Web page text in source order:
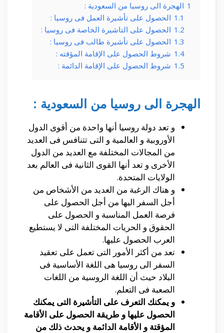
1 الهجرة الى روسيا من السعودية :
1.1 الحصول على تأشيرة العمل فى روسيا :
1.2 الحصول على التاشيرة الخاصة فى روسيا :
1.3 الحصول على تأشيرة طالب فى روسيا :
1.4 شروط الحصول على الإقامة المؤقته :
1.5 شروط الحصول على الإقامة الدائمة :
الهجرة الى روسيا من السعودية :
و تعد دولة روسيا أنها واحدة من أقوى الدول
الأوروبية و العالمية و التى تتنافس فى العديد
من المجالات المختلفة مع العديد من الدول
الأخرى و تعد أنها القوى الثانية فى العالم بعد
الولايات المتحدة.
و هناك الرغبة من العديد من الأشخاص من
أجل السفر اليها من أجل الحصول على
فرصة العمل المناسبة و الحصول على
الحقوق و الحريات المختلفة التى لا يستطيع
العرب الحصول عليها.
تعد من أكثر الأمور التى تعمل على تعقيد
السفر الى روسيا هى اللغة الأساسية فى
البلاد حيث أن اللغة الروسية من اللغات
الصعبة فى التعلم.
و يمكنك التعرف على التأشيرة التى يمكنك
الحصول عليها و طريقة الحصول على الأقامة
المؤقتة و الأقامة الدائمة و يحدث ذلك من